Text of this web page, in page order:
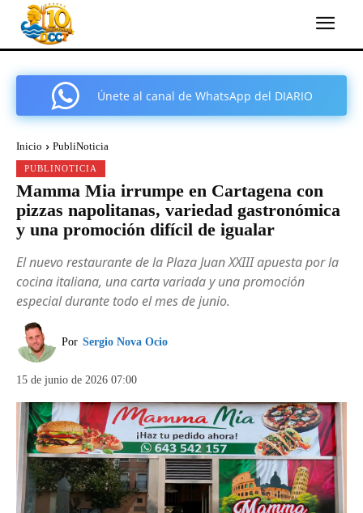
Únete al canal de WhatsApp del DIARIO
Inicio PubliNoticia
PUBLINOTICIA
Mamma Mia irrumpe en Cartagena con
pizzas napolitanas, variedad gastronómica
y una promoción difícil de igualar
El nuevo restaurante de la Plaza Juan XXIII apuesta por la
cocina italiana, una carta variada y una promoción
especial durante todo el mes de junio.
Por Sergio Nova Ocio
15 de junio de 2026 07:00